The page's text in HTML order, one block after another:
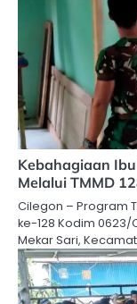
Kebahagiaan
Melalui TMMD
Cilegon – Program
ke-128 Kodim
Mekar Sari,